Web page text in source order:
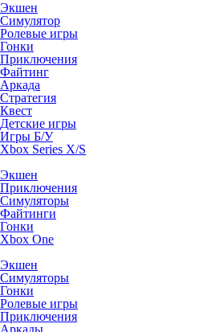
Экшен
Симулятор
Ролевые игры
Гонки
Приключения
Файтинг
Аркада
Стратегия
Квест
Детские игры
Игры Б/У
Xbox Series X/S
Экшен
Приключения
Симуляторы
Файтинги
Гонки
Xbox One
Экшен
Симуляторы
Гонки
Ролевые игры
Приключения
Аркады